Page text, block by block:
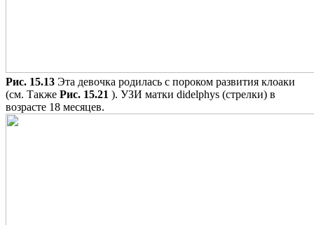
Рис. 15.13 Эта девочка родилась с пороком развития клоаки
(см. Также Рис. 15.21 ). УЗИ матки didelphys (стрелки) в
возрасте 18 месяцев.